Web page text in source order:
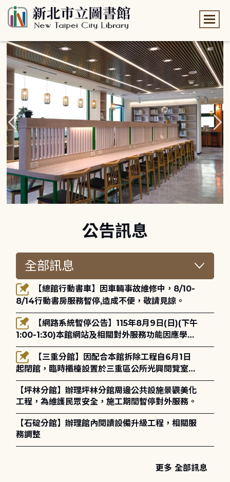
公告訊息
8/14行動書房服務暫停,造成不便，敬請見諒。
1:00-1:30)本館網站及相關對外服務功能因應學術
網路升級更新將暫停服務。
起閉館，臨時櫃檯設置於三重區公所光興閱覽室，
造成不便，敬請見諒。
【坪林分館】辦理坪林分館周邊公共設施景觀美化
工程，為維護民眾安全，施工期間暫停對外服務。
【石碇分館】辦理館內閱讀設備升級工程，相關服
務調整
更多 全部訊息